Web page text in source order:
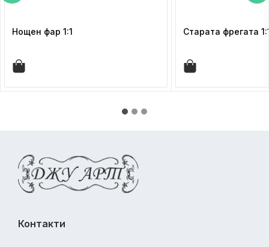
Нощен фар 1:1 Старата фрегата
Контакти